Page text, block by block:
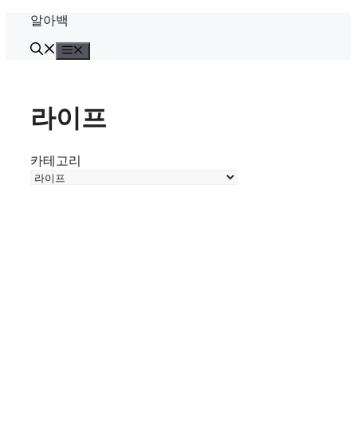
content
알아백
라이프
카테고리